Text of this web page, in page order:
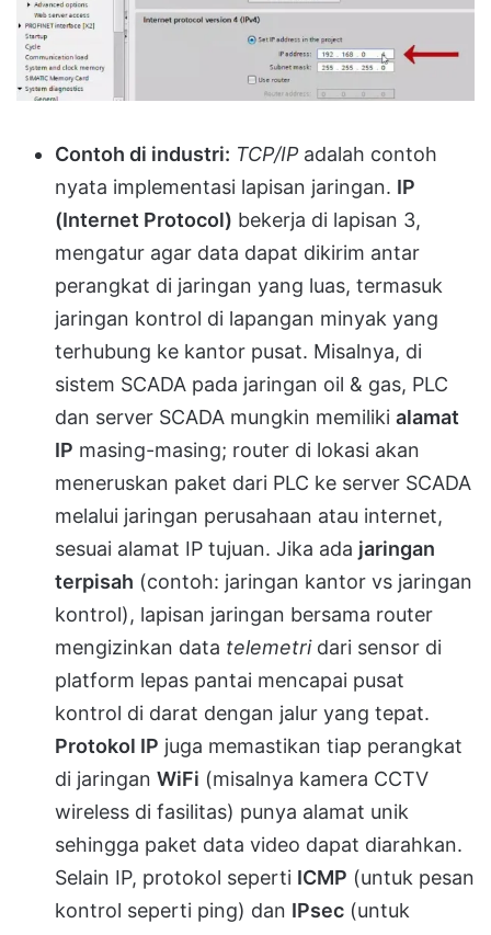
Contoh di industri: TCP/IP adalah contoh
nyata implementasi lapisan jaringan. IP
(Internet Protocol) bekerja di lapisan 3,
mengatur agar data dapat dikirim antar
perangkat di jaringan yang luas, termasuk
jaringan kontrol di lapangan minyak yang
terhubung ke kantor pusat. Misalnya, di
sistem SCADA pada jaringan oil & gas, PLC
dan server SCADA mungkin memiliki alamat
IP masing-masing; router di lokasi akan
meneruskan paket dari PLC ke server SCADA
melalui jaringan perusahaan atau internet,
sesuai alamat IP tujuan. Jika ada jaringan
terpisah (contoh: jaringan kantor vs jaringan
kontrol), lapisan jaringan bersama router
mengizinkan data telemetridari sensor di
platform lepas pantai mencapai pusat
kontrol di darat dengan jalur yang tepat.
Protokol IP juga memastikan tiap perangkat
di jaringan WiFi (misalnya kamera CCTV
wireless di fasilitas) punya alamat unik
sehingga paket data video dapat diarahkan.
Selain IP, protokol seperti ICMP (untuk pesan
kontrol seperti ping) dan IPsec (untuk